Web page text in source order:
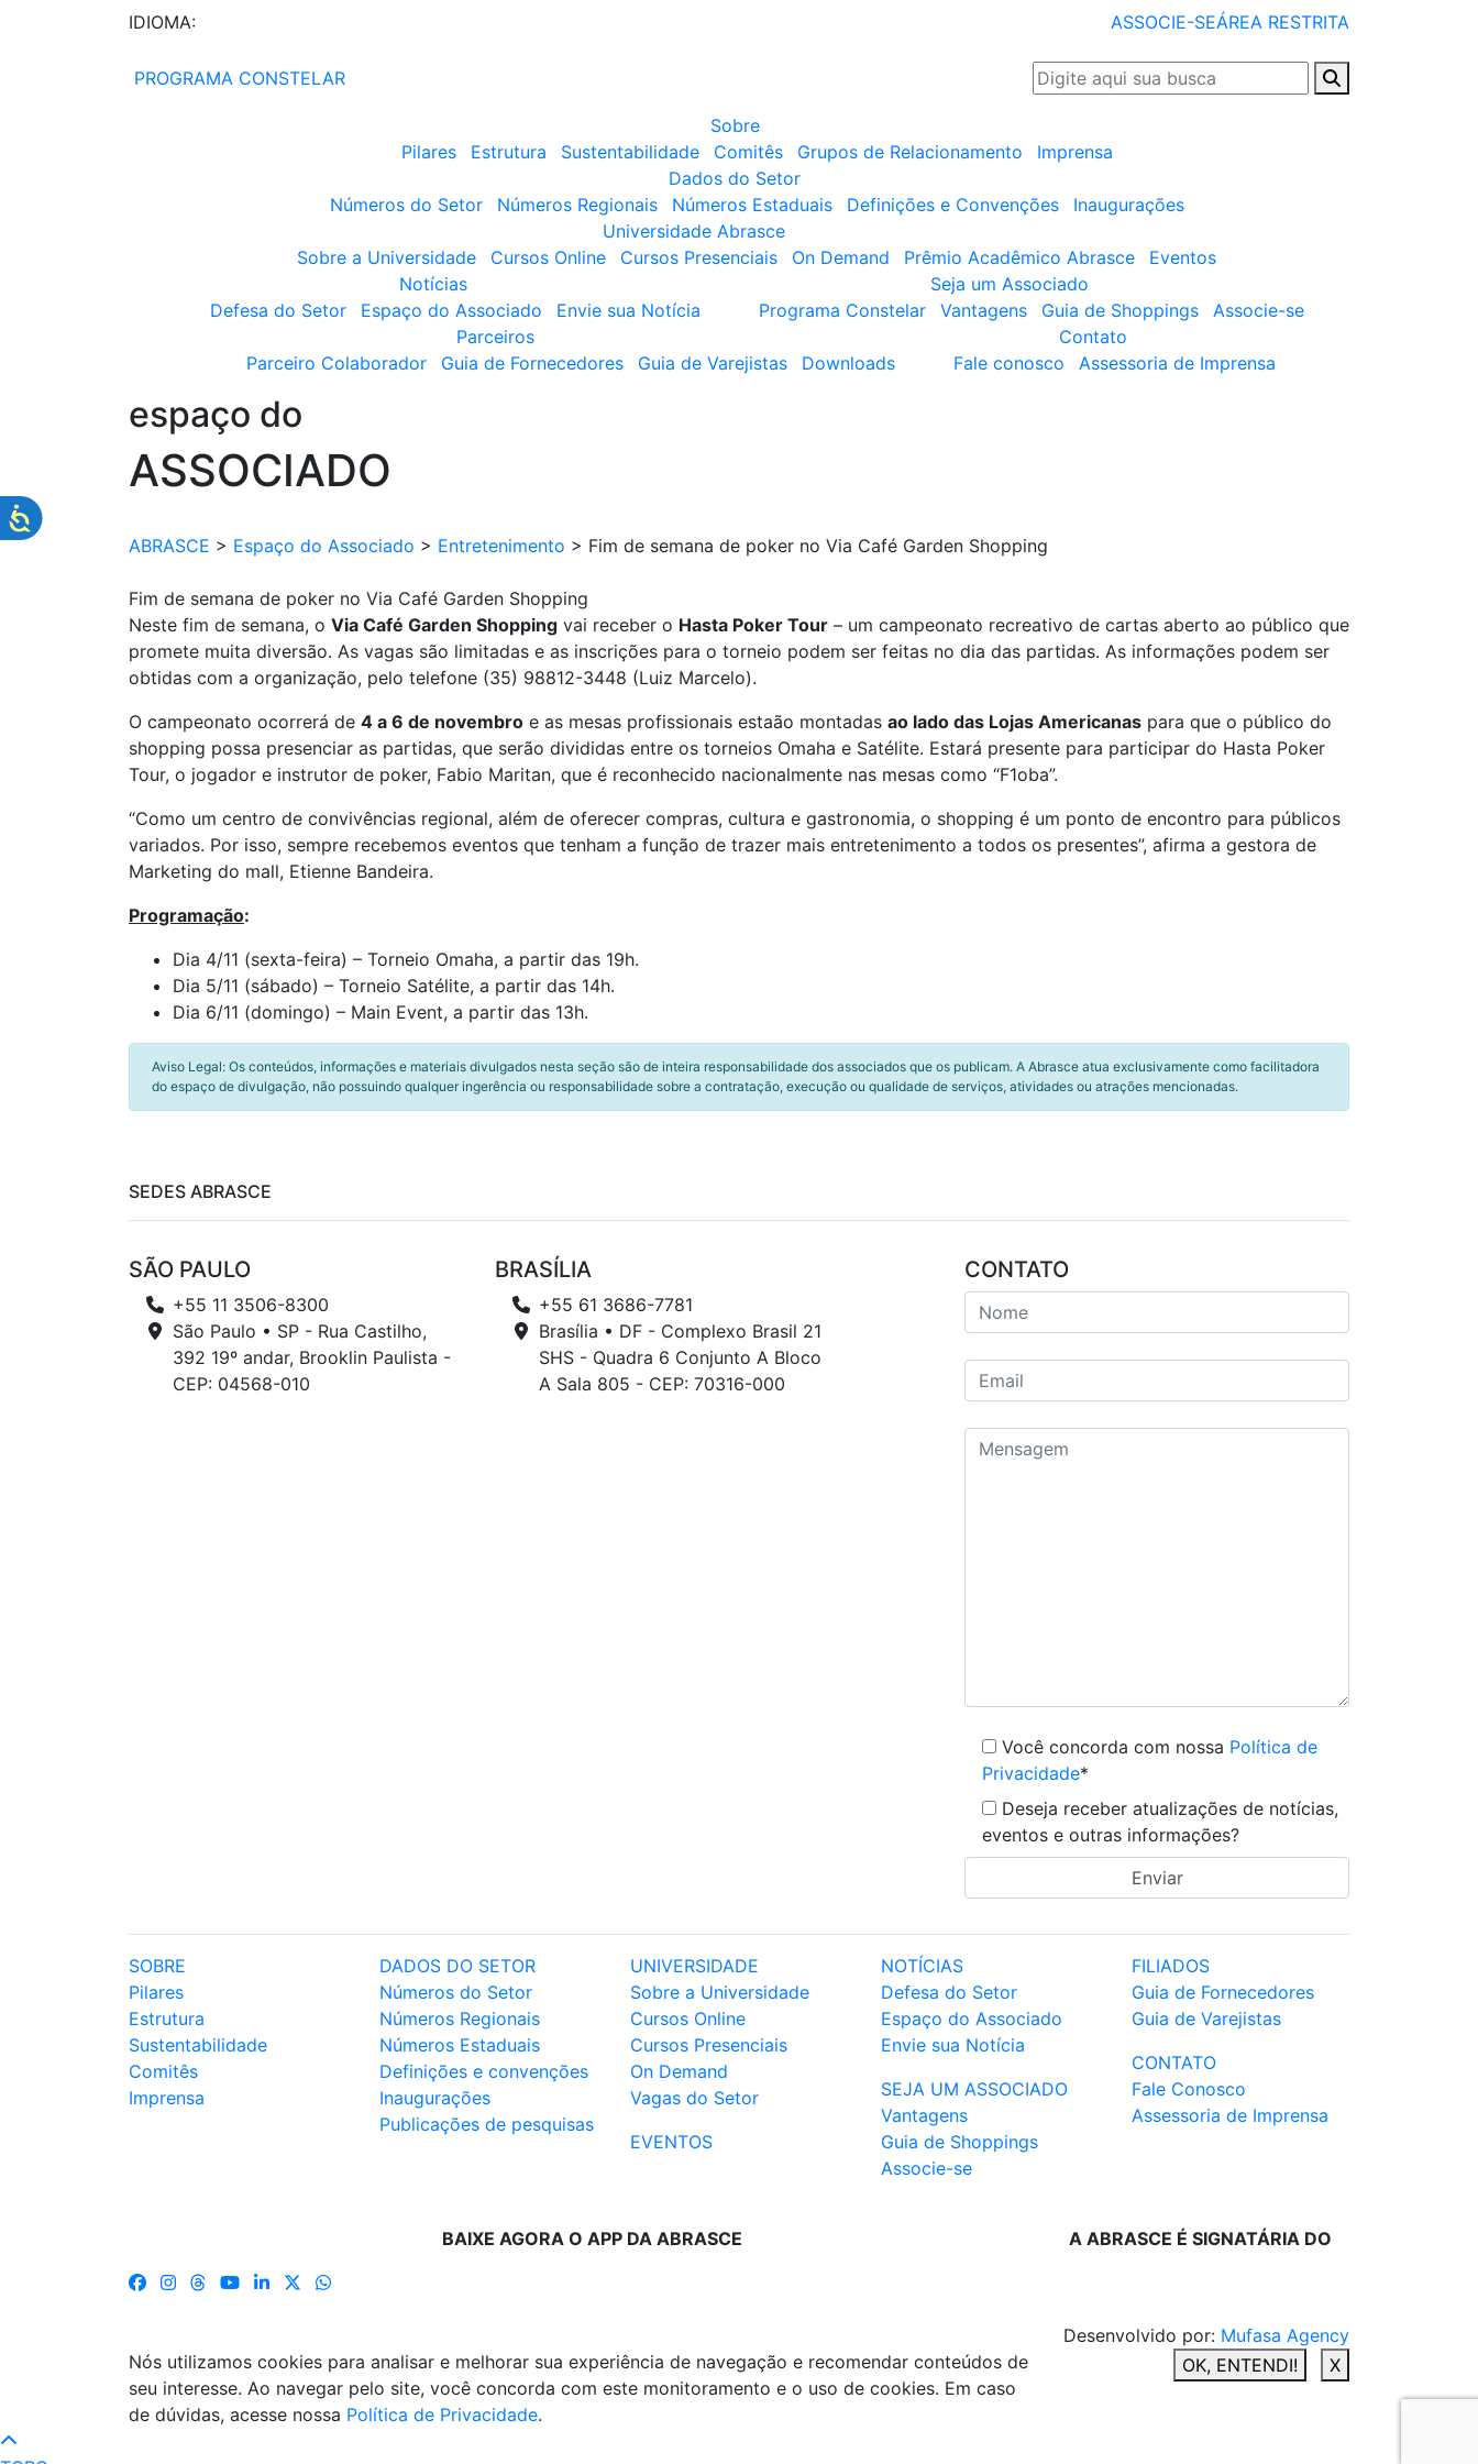
IDIOMA: ASSOCIE-SEÁREA RESTRITA
PROGRAMA CONSTELAR
Sobre
Pilares
Estrutura Sustentabilidade Comitês Grupos de Relacionamento
Imprensa
Dados do Setor
Números do Setor
Números Regionais Números Estaduais Definições e Convenções
Inaugurações
Universidade Abrasce
Sobre a Universidade
Cursos Online Cursos Presenciais On Demand Prêmio Acadêmico Abrasce
Eventos
Notícias
Defesa do Setor
Espaço do Associado Envie sua Notícia
Seja um Associado
Programa Constelar
Vantagens Guia de Shoppings
Associe-se
Parceiros
Parceiro Colaborador
Guia de Fornecedores Guia de Varejistas Downloads
Contato
Fale conosco
Assessoria de Imprensa
espaço do
ASSOCIADO
ABRASCE > Espaço do Associado > Entretenimento > Fim de semana de poker no Via Café Garden Shopping
Fim de semana de poker no Via Café Garden Shopping
Neste fim de semana, o Via Café Garden Shopping vai receber o Hasta Poker Tour – um campeonato recreativo de cartas aberto ao público que
promete muita diversão. As vagas são limitadas e as inscrições para o torneio podem ser feitas no dia das partidas. As informações podem ser
obtidas com a organização, pelo telefone (35) 98812-3448 (Luiz Marcelo).
O campeonato ocorrerá de 4 a 6 de novembro e as mesas profissionais estaão montadas ao lado das Lojas Americanas para que o público do
shopping possa presenciar as partidas, que serão divididas entre os torneios Omaha e Satélite. Estará presente para participar do Hasta Poker
Tour, o jogador e instrutor de poker, Fabio Maritan, que é reconhecido nacionalmente nas mesas como “F1oba”.
“Como um centro de convivências regional, além de oferecer compras, cultura e gastronomia, o shopping é um ponto de encontro para públicos
variados. Por isso, sempre recebemos eventos que tenham a função de trazer mais entretenimento a todos os presentes”, afirma a gestora de
Marketing do mall, Etienne Bandeira.
Programação:
Dia 4/11 (sexta-feira) – Torneio Omaha, a partir das 19h.
Dia 5/11 (sábado) – Torneio Satélite, a partir das 14h.
Dia 6/11 (domingo) – Main Event, a partir das 13h.
Aviso Legal: Os conteúdos, informações e materiais divulgados nesta seção são de inteira responsabilidade dos associados que os publicam. A Abrasce atua exclusivamente como facilitadora
do espaço de divulgação, não possuindo qualquer ingerência ou responsabilidade sobre a contratação, execução ou qualidade de serviços, atividades ou atrações mencionadas.
SEDES ABRASCE
SÃO PAULO
+55 11 3506-8300
São Paulo • SP - Rua Castilho,
392 19º andar, Brooklin Paulista -
CEP: 04568-010
BRASÍLIA
+55 61 3686-7781
Brasília • DF - Complexo Brasil 21
SHS - Quadra 6 Conjunto A Bloco
A Sala 805 - CEP: 70316-000
CONTATO
Você concorda com nossa Política de
Privacidade*
Deseja receber atualizações de notícias,
eventos e outras informações?
SOBRE
Pilares
Estrutura
Sustentabilidade
Comitês
Imprensa
DADOS DO SETOR
Números do Setor
Números Regionais
Números Estaduais
Definições e convenções
Inaugurações
Publicações de pesquisas
UNIVERSIDADE
Sobre a Universidade
Cursos Online
Cursos Presenciais
On Demand
Vagas do Setor
EVENTOS
NOTÍCIAS
Defesa do Setor
Espaço do Associado
Envie sua Notícia
SEJA UM ASSOCIADO
Vantagens
Guia de Shoppings
Associe-se
FILIADOS
Guia de Fornecedores
Guia de Varejistas
CONTATO
Fale Conosco
Assessoria de Imprensa
BAIXE AGORA O APP DA ABRASCE A ABRASCE É SIGNATÁRIA DO
Desenvolvido por: Mufasa Agency
Nós utilizamos cookies para analisar e melhorar sua experiência de navegação e recomendar conteúdos de
seu interesse. Ao navegar pelo site, você concorda com este monitoramento e o uso de cookies. Em caso
de dúvidas, acesse nossa Política de Privacidade.
OK, ENTENDI! X